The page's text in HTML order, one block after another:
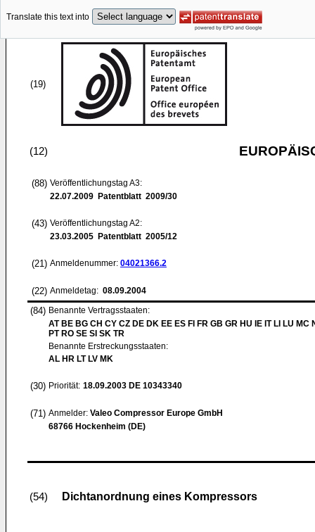
Translate this text into
(19)
(12)
(88) Veröffentlichungstag A3:
22.07.2009 Patentblatt 2009/30
(43) Veröffentlichungstag A2:
23.03.2005 Patentblatt 2005/12
(21) Anmeldenummer: 04021366.2
(22) Anmeldetag: 08.09.2004
(84) Benannte Vertragsstaaten:
AT BE BG CH CY CZ DE DK EE ES FI FR GB GR HU IE IT LI LU MC
PT RO SE SI SK TR
Benannte Erstreckungsstaaten:
AL HR LT LV MK
(30) Priorität: 18.09.2003 DE 10343340
(71) Anmelder: Valeo Compressor Europe GmbH
68766 Hockenheim (DE)
(54) Dichtanordnung eines Kompressors